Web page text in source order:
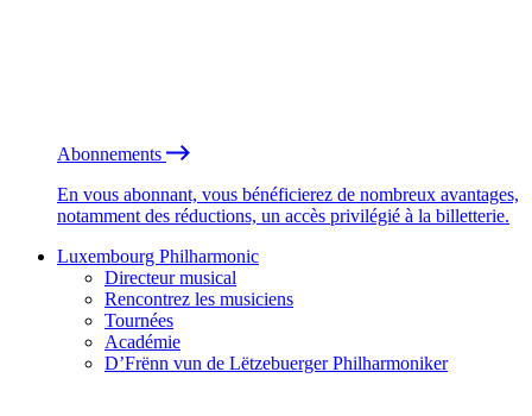
Abonnements
En vous abonnant, vous bénéficierez de nombreux avantages,
notamment des réductions, un accès privilégié à la billetterie.
Luxembourg Philharmonic
Directeur musical
Rencontrez les musiciens
Tournées
Académie
D’Frënn vun de Lëtzebuerger Philharmoniker